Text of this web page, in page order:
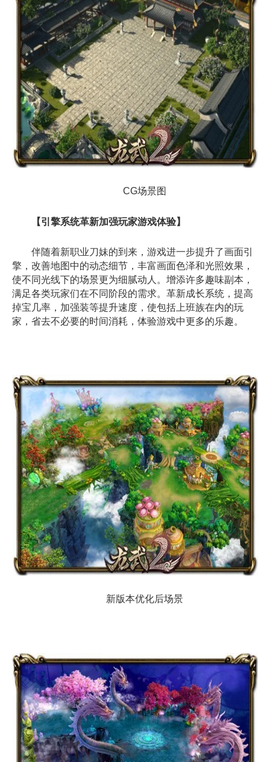
CG场景图
【引擎系统革新加强玩家游戏体验】
伴随着新职业刀妹的到来，游戏进一步提升了画面引
擎，改善地图中的动态细节，丰富画面色泽和光照效果，
使不同光线下的场景更为细腻动人。增添许多趣味副本，
满足各类玩家们在不同阶段的需求。革新成长系统，提高
掉宝几率，加强装等提升速度，使包括上班族在内的玩
家，省去不必要的时间消耗，体验游戏中更多的乐趣。
新版本优化后场景